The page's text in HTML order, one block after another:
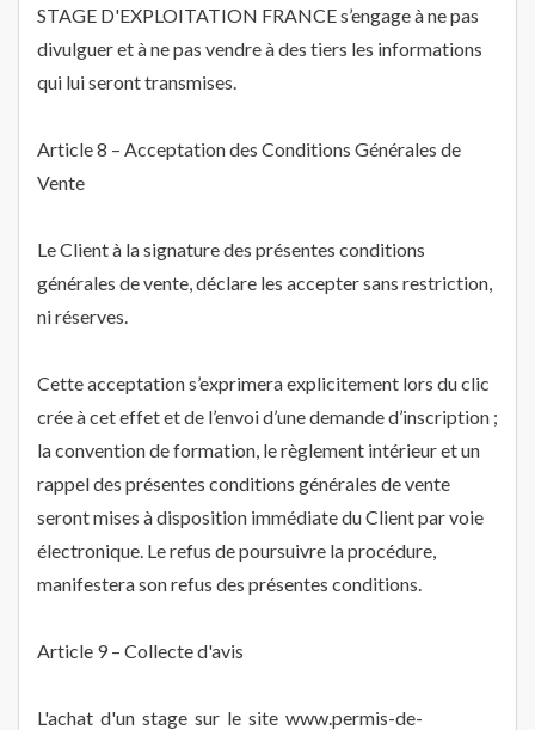
STAGE D'EXPLOITATION FRANCE s’engage à ne pas
divulguer et à ne pas vendre à des tiers les informations
qui lui seront transmises.
Article 8 – Acceptation des Conditions Générales de
Vente
Le Client à la signature des présentes conditions
générales de vente, déclare les accepter sans restriction,
ni réserves.
Cette acceptation s’exprimera explicitement lors du clic
crée à cet effet et de l’envoi d’une demande d’inscription ;
la convention de formation, le règlement intérieur et un
rappel des présentes conditions générales de vente
seront mises à disposition immédiate du Client par voie
électronique. Le refus de poursuivre la procédure,
manifestera son refus des présentes conditions.
Article 9 – Collecte d'avis
L'achat d'un stage sur le site www.permis-de-